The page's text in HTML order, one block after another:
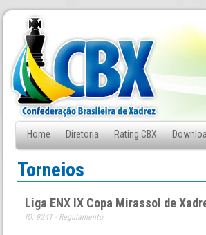
Home Diretoria Rating CBX
Fale Conosco
Torneios
Liga ENX IX Copa Mirassol de
ID: 9241 - Regulamento